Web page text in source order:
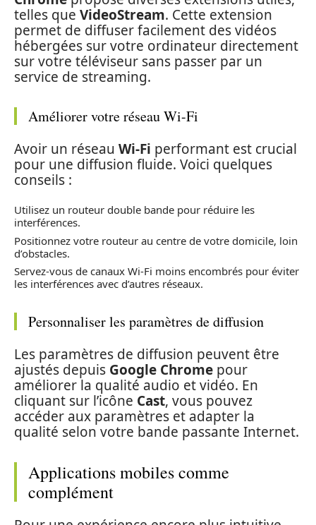
telles que VideoStream. Cette extension
permet de diffuser facilement des vidéos
hébergées sur votre ordinateur directement
sur votre téléviseur sans passer par un
service de streaming.
Améliorer votre réseau Wi-Fi
Avoir un réseau Wi-Fi performant est crucial
pour une diffusion fluide. Voici quelques
conseils :
Utilisez un routeur double bande pour réduire les
interférences.
Positionnez votre routeur au centre de votre domicile, loin
d’obstacles.
Servez-vous de canaux Wi-Fi moins encombrés pour éviter
les interférences avec d’autres réseaux.
Personnaliser les paramètres de diffusion
Les paramètres de diffusion peuvent être
ajustés depuis Google Chrome pour
améliorer la qualité audio et vidéo. En
cliquant sur l’icône Cast, vous pouvez
accéder aux paramètres et adapter la
qualité selon votre bande passante Internet.
Applications mobiles comme
complément